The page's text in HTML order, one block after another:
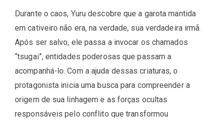
Durante o caos, Yuru descobre que a garota mantida
em cativeiro não era, na verdade, sua verdadeira irmã.
Após ser salvo, ele passa a invocar os chamados
“tsugai”, entidades poderosas que passam a
acompanhá-lo. Com a ajuda dessas criaturas, o
protagonista inicia uma busca para compreender a
origem de sua linhagem e as forças ocultas
responsáveis pelo conflito que transformou